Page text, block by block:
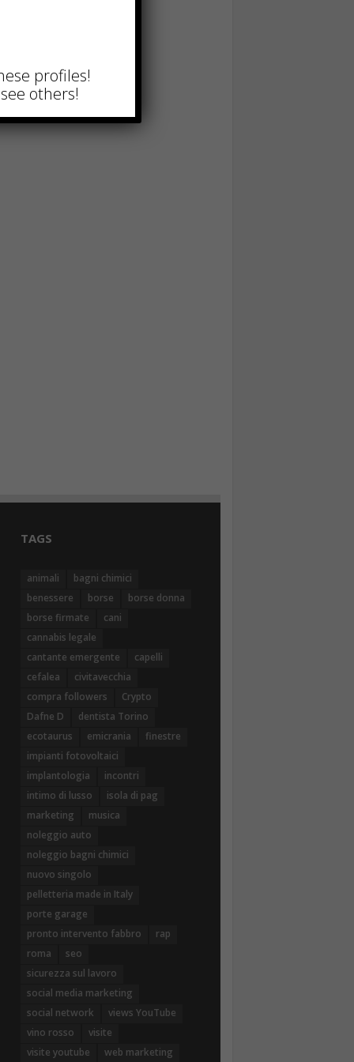
TAGS
animali
bagni chimici
benessere
borse
borse donna
borse firmate
cani
cannabis legale
cantante emergente
capelli
cefalea
civitavecchia
compra followers
Crypto
Dafne D
dentista Torino
ecotaurus
emicrania
finestre
impianti fotovoltaici
implantologia
incontri
intimo di lusso
isola di pag
marketing
musica
noleggio auto
noleggio bagni chimici
nuovo singolo
pelletteria made in Italy
porte garage
pronto intervento fabbro
rap
roma
seo
sicurezza sul lavoro
social media marketing
social network
views YouTube
vino rosso
visite
visite youtube
web marketing
profiles!
others!